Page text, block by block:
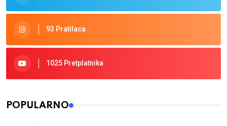
93 Pratilaca
1025 Pretplatnika
POPULARNO